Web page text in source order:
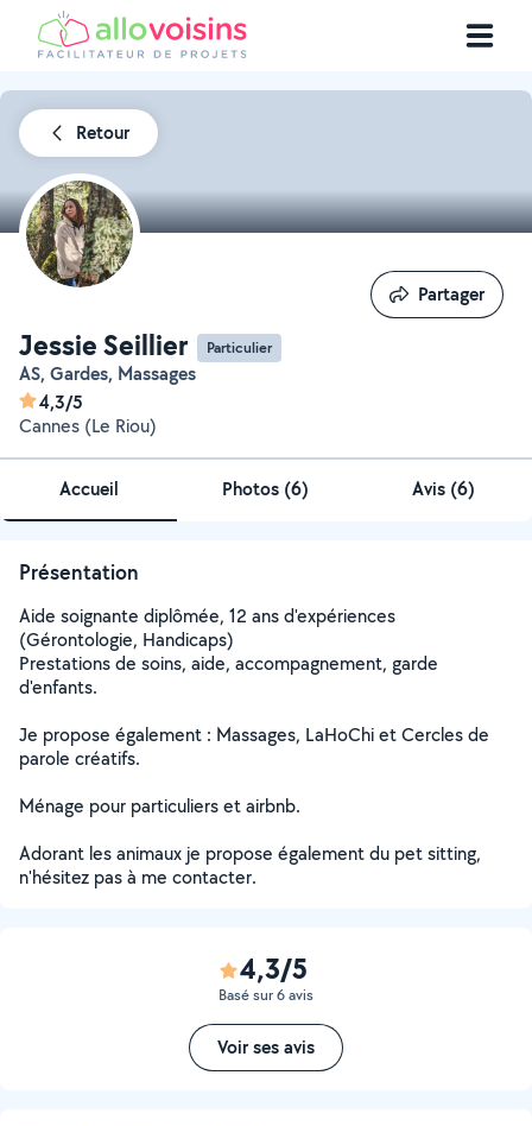
Retour
Jessie Seillier Particulier
AS, Gardes, Massages
4,3/5
Cannes (Le Riou)
Partager
Partager
Accueil Photos (6) Avis (6)
Présentation
Aide soignante diplômée, 12 ans d'expériences
(Gérontologie, Handicaps)
Prestations de soins, aide, accompagnement, garde
d'enfants.
Je propose également : Massages, LaHoChi et Cercles de
parole créatifs.
Ménage pour particuliers et airbnb.
Adorant les animaux je propose également du pet sitting,
n'hésitez pas à me contacter.
4,3/5
Basé sur 6 avis
Voir ses avis